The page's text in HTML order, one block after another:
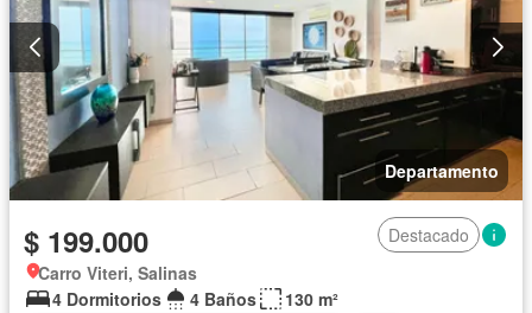
Departamento
$ 199.000
Destacado
Carro Viteri, Salinas
4 Dormitorios
4 Baños
130 m²